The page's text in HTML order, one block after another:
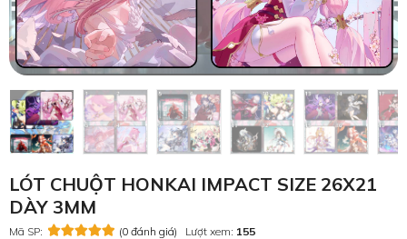
LÓT CHUỘT HONKAI IMPACT SIZE 26X21
DÀY 3MM
Mã SP: (0 đánh giá) Lượt xem: 155